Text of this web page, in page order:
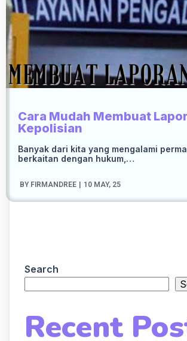
Cara Mudah Membuat
Kepolisian
BY FIRMANDREE 10 MAY, 25
Banyak dari kita yang mengalami
berkaitan dengan hukum,…
Search
Recent